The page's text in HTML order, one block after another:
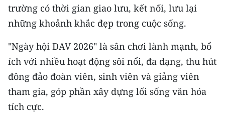
Media Giáo dục
Media Y tế
Media Khoa học - Công nghệ
Media Môi trường
Ảnh
trường có thời gian giao lưu, kết nối, lưu lại
những khoảnh khắc đẹp trong cuộc sống.
"Ngày hội DAV 2026" là sân chơi lành mạnh, bổ
ích với nhiều hoạt động sôi nổi, đa dạng, thu hút
đông đảo đoàn viên, sinh viên và giảng viên
tham gia, góp phần xây dựng lối sống văn hóa
tích cực.